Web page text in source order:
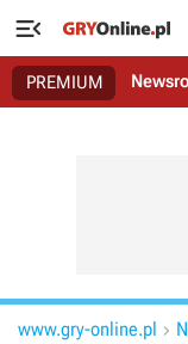

PREMIUM
www.gry-online.pl 